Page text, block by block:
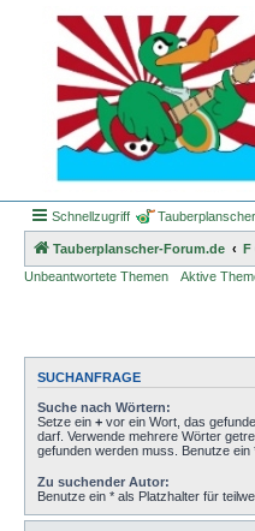
Schnellzugriff
Tauberplanscher-Forum.de F
Unbeantwortete Themen
Aktive
SUCHANFRAGE
Suche nach Wörtern:
Setze ein + vor ein Wort, das
darf. Verwende mehrere Wörter
gefunden werden muss. Benutze ein
Zu suchender Autor:
Benutze ein * als Platzhalter für